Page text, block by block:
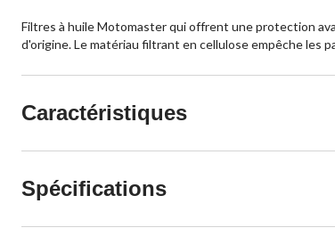
Filtres à huile Motomaster qui offrent une protection
d'origine. Le matériau filtrant en cellulose empêche les
Caractéristiques
Spécifications